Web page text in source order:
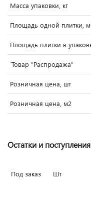
Масса упаковки, кг
Площадь одной плитки,
Площадь плитки в
`Товар "Распродажа"
Розничная цена, шт
Розничная цена, м2
Остатки и поступления
Под заказ Шт